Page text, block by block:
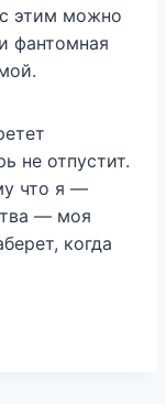
этим можно
фантомная
не отпустит.
что я —
— моя
когда